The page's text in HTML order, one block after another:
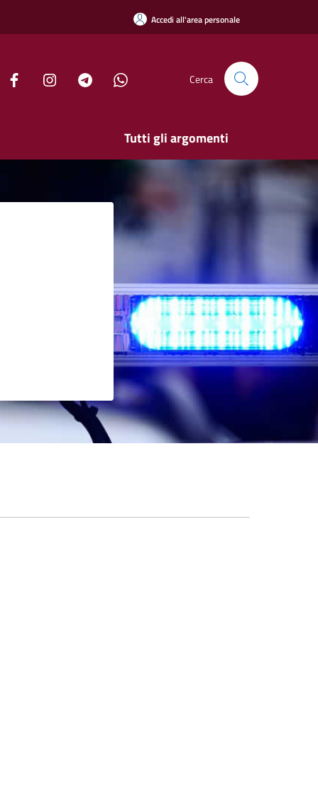
Accedi all'area personale
Cerca
Tutti gli argomenti